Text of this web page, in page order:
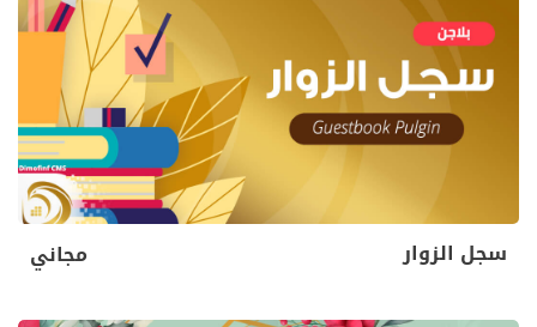
سجل الزوار مجاني